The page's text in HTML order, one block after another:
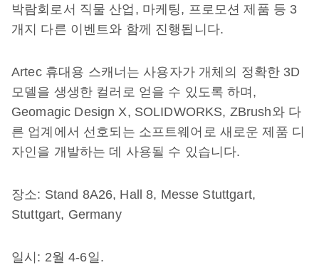
박람회로서 직물 산업, 마케팅, 프로모션 제품 등 3
개지 다른 이벤트와 함께 진행됩니다.
Artec 휴대용 스캐너는 사용자가 개체의 정확한 3D
모델을 생생한 컬러로 얻을 수 있도록 하며,
Geomagic Design X, SOLIDWORKS, ZBrush와 다
른 업계에서 선호되는 소프트웨어로 새로운 제품 디
자인을 개발하는 데 사용될 수 있습니다.
장소: Stand 8A26, Hall 8, Messe Stuttgart,
Stuttgart, Germany
일시: 2월 4-6일.